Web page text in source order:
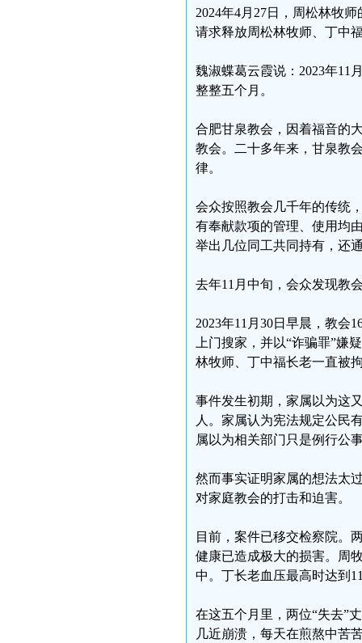
2024年4月27日，周松林牧
请求释放周松林牧师、丁中
魏淑蝶葛云霞说：2023年11
整整五个月。
合肥甘泉教会，因着福音的
教会。二十多年来，甘泉教
律。
会众按照教会几千年的传统
有奉献款项的管理、使用均
举出几位同工共同持有，还
去年11月中旬，会众发现教
2023年11月30日早晨，教会
上门搜家，并以“诈骗罪”嫌
林牧师、丁中福长老一直被
事件发生初期，家属以为这
人。家属认为宪法规定公民
属以为相关部门只是例行公
然而事实证明家属的想法太
对家庭教会的打击和迫害。
目前，案件已移交检察院。
健康已造成极大的损害。周
中。丁长老血压最高时达到
在这五个月里，两位“失去”
几近崩溃，每天在煎熬中苦